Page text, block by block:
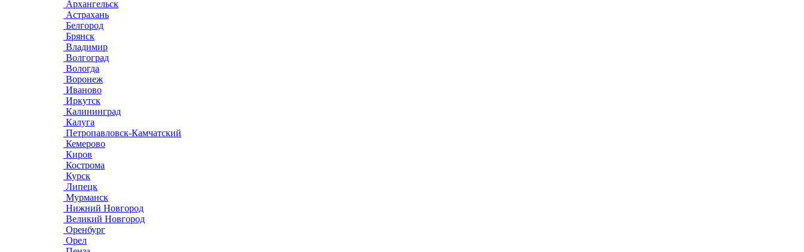
Архангельск
Астрахань
Белгород
Брянск
Владимир
Волгоград
Вологда
Воронеж
Иваново
Иркутск
Калининград
Калуга
Петропавловск-Камчатский
Кемерово
Киров
Кострома
Курск
Липецк
Мурманск
Нижний Новгород
Великий Новгород
Оренбург
Орел